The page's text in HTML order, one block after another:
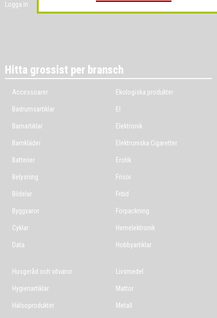
Logga in
Hitta grossist per bransch
Accessoarer
Badrumsartiklar
Barnartiklar
Barnkläder
Batterier
Belysning
Bildelar
Byggvaror
Cyklar
Data
Ekologiska produkter
El
Elektronik
Elektroniska Cigaretter
Erotik
Frisör
Fritid
Förpackning
Hemelektronik
Hobbyartiklar
Husgeråd och vitvaror
Hygienartiklar
Hälsoprodukter
Livsmedel
Mattor
Metall